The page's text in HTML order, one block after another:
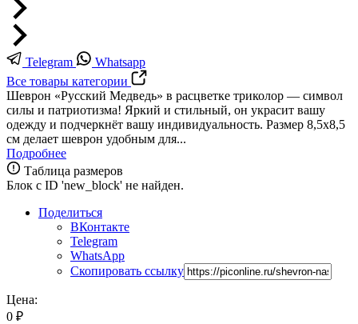
Telegram
Whatsapp
Все товары категории
Шеврон «Русский Медведь» в расцветке триколор — символ
силы и патриотизма! Яркий и стильный, он украсит вашу
одежду и подчеркнёт вашу индивидуальность. Размер 8,5х8,5
см делает шеврон удобным для...
Подробнее
Таблица размеров
Блок с ID 'new_block' не найден.
Поделиться
ВКонтакте
Telegram
WhatsApp
Скопировать ссылку
Цена:
0 ₽